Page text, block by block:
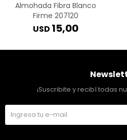
Almohada Fibra Blanco
Firme 207120
USD 15,00
¡Suscribite y recibí todas